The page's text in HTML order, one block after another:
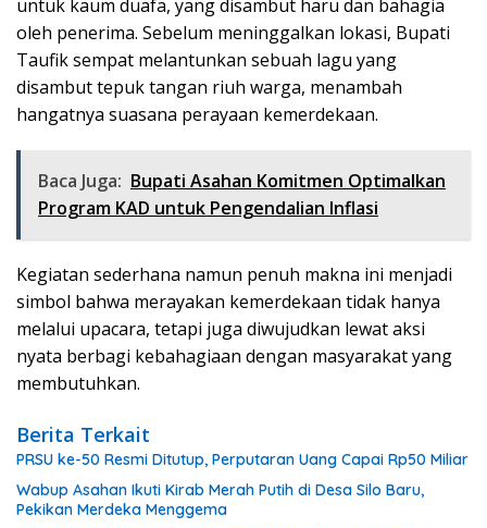
untuk kaum duafa, yang disambut haru dan bahagia
oleh penerima. Sebelum meninggalkan lokasi, Bupati
Taufik sempat melantunkan sebuah lagu yang
disambut tepuk tangan riuh warga, menambah
hangatnya suasana perayaan kemerdekaan.
Baca Juga: Bupati Asahan Komitmen Optimalkan
Program KAD untuk Pengendalian Inflasi
Kegiatan sederhana namun penuh makna ini menjadi
simbol bahwa merayakan kemerdekaan tidak hanya
melalui upacara, tetapi juga diwujudkan lewat aksi
nyata berbagi kebahagiaan dengan masyarakat yang
membutuhkan.
Berita Terkait
PRSU ke-50 Resmi Ditutup, Perputaran Uang Capai Rp50 Miliar
Wabup Asahan Ikuti Kirab Merah Putih di Desa Silo Baru,
Pekikan Merdeka Menggema